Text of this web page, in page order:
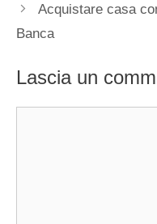
Acquistare casa
Banca
Lascia un